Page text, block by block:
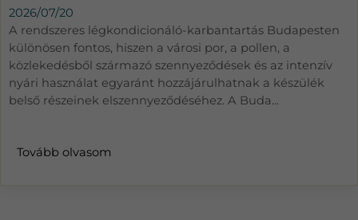
2026/07/20
A rendszeres légkondicionáló-karbantartás Budapesten
különösen fontos, hiszen a városi por, a pollen, a
közlekedésből származó szennyeződések és az intenzív
nyári használat egyaránt hozzájárulhatnak a készülék
belső részeinek elszennyeződéséhez. A Buda...
Tovább olvasom